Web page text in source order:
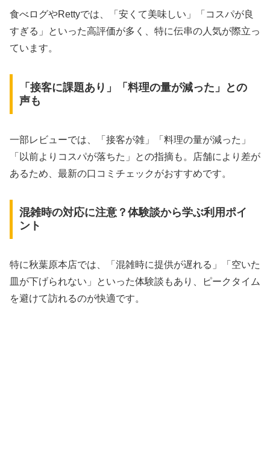
食べログやRettyでは、「安くて美味しい」「コスパが良
すぎる」といった高評価が多く、特に伝串の人気が際立っ
ています。
「接客に課題あり」「料理の量が減った」との
声も
一部レビューでは、「接客が雑」「料理の量が減った」
「以前よりコスパが落ちた」との指摘も。店舗により差が
あるため、最新の口コミチェックがおすすめです。
混雑時の対応に注意？体験談から学ぶ利用ポイ
ント
特に秋葉原本店では、「混雑時に提供が遅れる」「空いた
皿が下げられない」といった体験談もあり、ピークタイム
を避けて訪れるのが快適です。